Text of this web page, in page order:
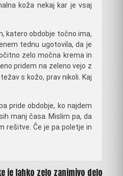
koža nekaj kar je vsaj
katero obdobje točno ima,
tednu ugotovila, da je
zelo močna krema in
pridem na zeleno vejo z
s kožo, prav nikoli. Kaj
pride obdobje, ko najdem
manj časa. Mislim pa, da
rešitve. Če je pa poletje in
je lahko zelo zanimivo delo